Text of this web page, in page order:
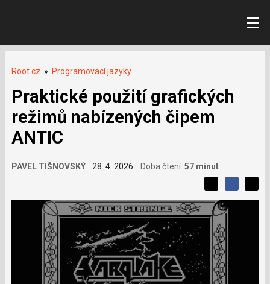
Root.cz » Programovací jazyky
Praktické použití grafických
režimů nabízených čipem
ANTIC
PAVEL TIŠNOVSKÝ 28. 4. 2026 Doba čtení: 57 minut
b
í
s
e
v
á
m
S
d
l
e
t
S
d
d